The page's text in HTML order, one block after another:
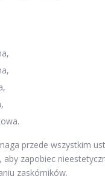
przede wszystkim
zapobiec
zaskórników.